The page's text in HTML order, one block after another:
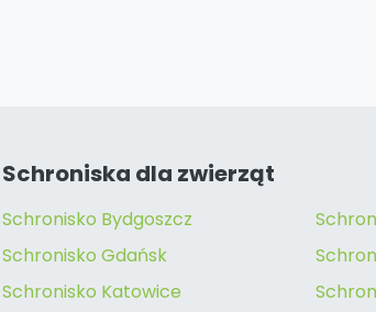
Schroniska dla zwierząt
Schronisko Bydgoszcz
Schronisko Gdańsk
Schronisko Katowice